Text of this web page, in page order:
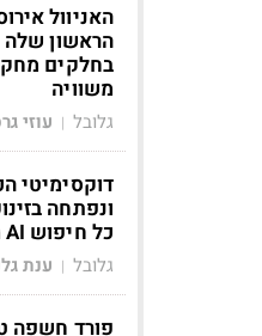
הראשון
משוויה
גלובל | עוזי
דוקסימיטי
כל חיפוש AI מכניס פי 10 מהעלות ש
גלובל | ענת